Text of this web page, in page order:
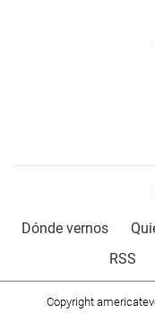
Dónde vernos
RSS
Copyright